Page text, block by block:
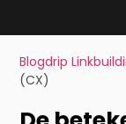
Blogdrip
(CX)